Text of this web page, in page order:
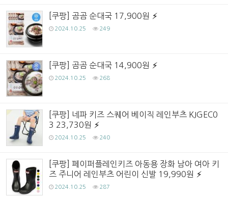
[쿠팡] 곰곰 순대국 17,900원
2024.10.25 249
[쿠팡] 곰곰 순대국 14,900원
2024.10.25 268
[쿠팡] 네파 키즈 스퀘어 베이직 레인부츠 KJGEC0
3 23,730원
2024.10.25 240
[쿠팡] 페이퍼플레인키즈 아동용 장화 남아 여아 키
즈 주니어 레인부츠 어린이 신발 19,990원
2024.10.25 287